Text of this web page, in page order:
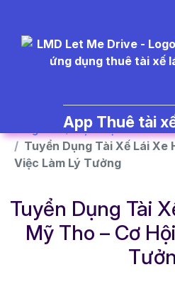
App Thuê tài
Trang chủ
Dịch vụ
Tuyển Dụng Tài Xế Lái Xe
Việc Làm Lý Tưởng
Tuyển Dụng Tài
Mỹ Tho – Cơ